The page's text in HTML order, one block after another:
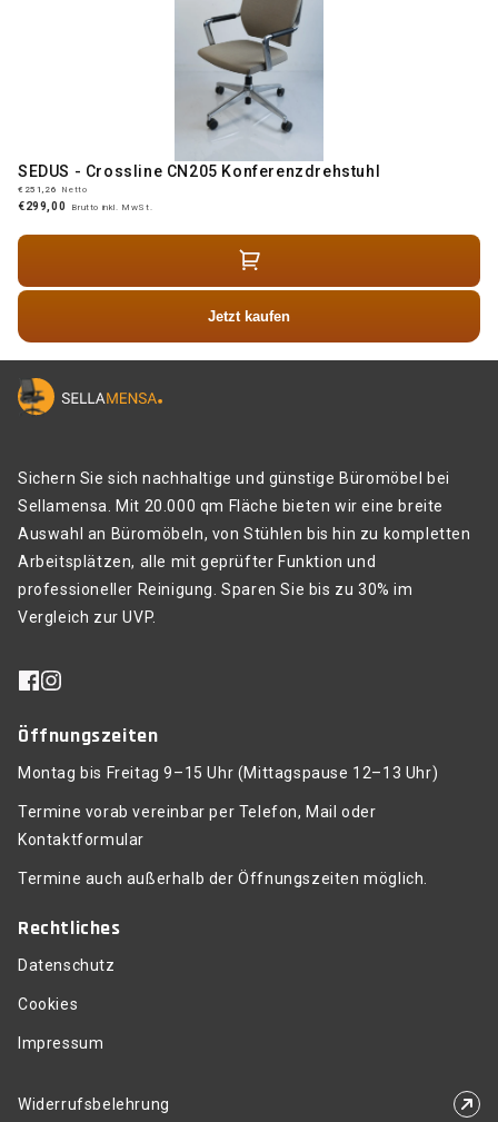
SEDUS - Crossline CN205 Konferenzdrehstuhl
€251,26 Netto
€299,00 Brutto inkl. MwSt.
Jetzt kaufen
Sichern Sie sich nachhaltige und günstige Büromöbel bei
Sellamensa. Mit 20.000 qm Fläche bieten wir eine breite
Auswahl an Büromöbeln, von Stühlen bis hin zu kompletten
Arbeitsplätzen, alle mit geprüfter Funktion und
professioneller Reinigung. Sparen Sie bis zu 30% im
Vergleich zur UVP.
Öffnungszeiten
Montag bis Freitag 9–15 Uhr (Mittagspause 12–13 Uhr)
Termine vorab vereinbar per Telefon, Mail oder
Kontaktformular
Termine auch außerhalb der Öffnungszeiten möglich.
Rechtliches
Datenschutz
Cookies
Impressum
Widerrufsbelehrung